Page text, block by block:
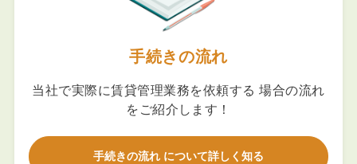
手続きの流れ
当社で実際に賃貸管理業務を依頼する 場合の流れ
をご紹介します！
手続きの流れ について詳しく知る